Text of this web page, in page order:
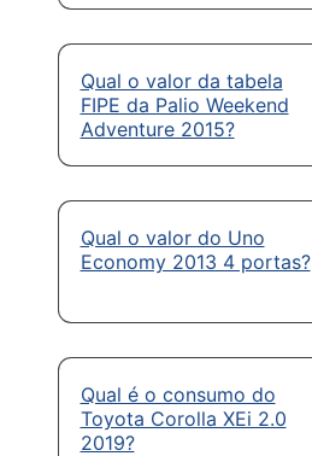
Qual o valor da tabela
FIPE da Palio Weekend
Adventure 2015?
Qual o valor do Uno
Economy 2013 4 portas?
Qual é o consumo do
Toyota Corolla XEi 2.0
2019?